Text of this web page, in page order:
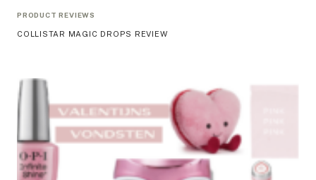
PRODUCT REVIEWS
COLLISTAR MAGIC DROPS REVIEW